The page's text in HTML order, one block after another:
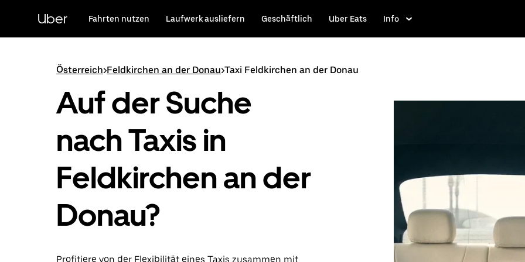
HauptinhaltUber Fahrten nutzen Laufwerk ausliefern Geschäftlich Uber Eats Info
Österreich>Feldkirchen an der Donau>Taxi Feldkirchen an der Donau
Auf der Suche
nach Taxis in
Feldkirchen an der
Donau?
Profitiere von der Flexibilität eines Taxis zusammen mit